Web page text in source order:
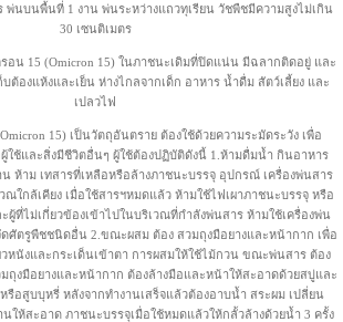
พ่นบนพื้นที่ 1 งาน พ่นระหว่างแถวทุเรียน วัชพืชมีความสูงไม่เกิน
30 เซนติเมตร
อน 15 (Omicron 15) ในภาชนะเดิมที่ปิดแน่น มีฉลากติดอยู่ และ
ต้องแห้งและเย็น ห่างไกลจากเด็ก อาหาร น้ำดื่ม สัตว์เลี้ยง และ
เปลวไฟ
15) เป็นวัตถุอันตราย ต้องใช้ด้วยความระมัดระวัง เพื่อ
ใช้และสิ่งมีชีวิตอื่นๆ ผู้ใช้ต้องปฏิบัติดังนี้ 1.ห้ามดื่มน้ำ กินอาหาร
ห้าม เทสารที่เหลือหรือล้างภาชนะบรรจุ อุปกรณ์ เครื่องพ่นสาร
ณใกล้เคียง เมื่อใช้สารฯหมดแล้ว ห้ามใช้ไฟเผาภาชนะบรรจุ หรือ
ผู้ที่ไม่เกี่ยวข้องเข้าไปในบริเวณที่กำลังพ่นสาร ห้ามใช้เครื่องพ่น
ศัตรูพืชชนิดอื่น 2.ขณะผสม ต้อง สวมถุงมือยางและหน้ากาก เพื่อ
หนังและกระเด็นเข้าตา การผสมให้ใช้ไม้กวน ขณะพ่นสาร ต้อง
ถุงมือยางและหน้ากาก ต้องล้างมือและหน้าให้สะอาดด้วยสบู่และ
อสูบบุหรี่ หลังจากทำงานเสร็จแล้วต้องอาบน้ำ สระผม เปลี่ยน
ให้สะอาด ภาชนะบรรจุเมื่อใช้หมดแล้วให้กลั้วล้างด้วยน้ำ 3 ครั้ง